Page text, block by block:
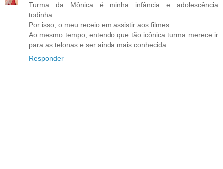
Turma da Mônica é minha infância e adolescência
todinha....
Por isso, o meu receio em assistir aos filmes.
Ao mesmo tempo, entendo que tão icônica turma merece ir
para as telonas e ser ainda mais conhecida.
Responder